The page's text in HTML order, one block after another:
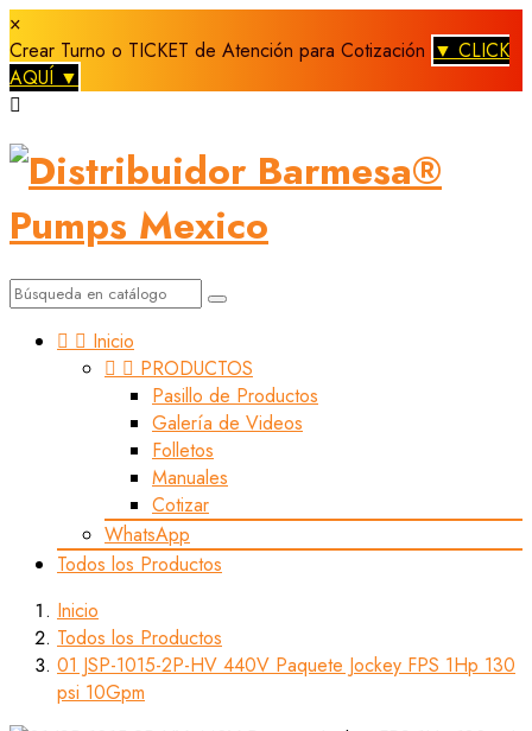
×
Crear Turno o TICKET de Atención para Cotización ▼ CLICK
AQUÍ ▼

  Inicio
  PRODUCTOS
Pasillo de Productos
Galería de Videos
Folletos
Manuales
Cotizar
WhatsApp
Todos los Productos
Inicio
Todos los Productos
01 JSP-1015-2P-HV 440V Paquete Jockey FPS 1Hp 130
psi 10Gpm